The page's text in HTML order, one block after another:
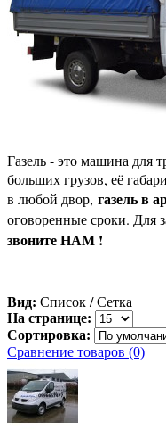
Газель - это машина для
больших грузов, её
в любой двор, газель в
оговоренные сроки. Для
звоните НАМ !
Вид: Список / Сетка
На странице:
Сортировка:
Сравнение товаров (0)